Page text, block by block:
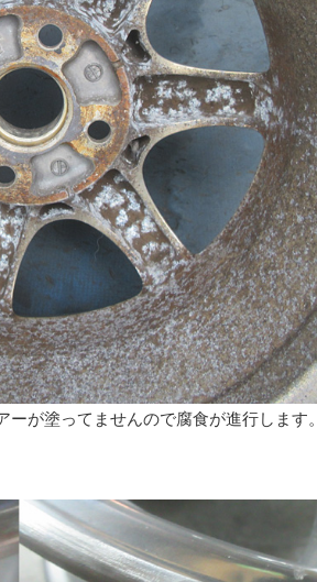
が塗ってませんので腐食が進行します。